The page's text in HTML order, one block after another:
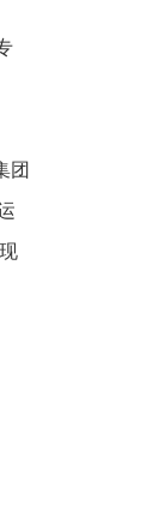
团